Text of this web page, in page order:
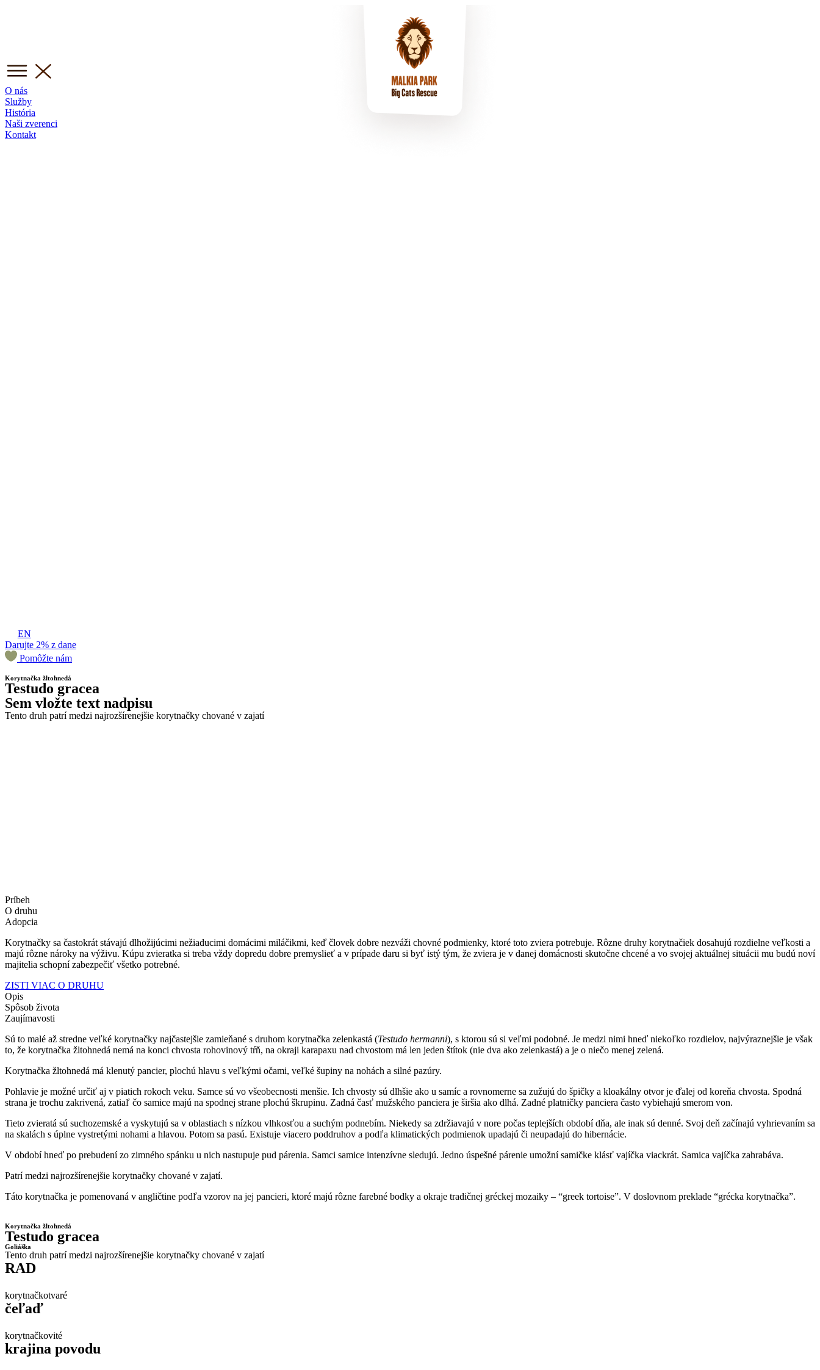
O nás
Služby
História
Naši zverenci
Kontakt
EN
Darujte 2% z dane
Pomôžte nám
Korytnačka žltohnedá
Testudo gracea
Sem vložte text nadpisu
Tento druh patrí medzi najrozšírenejšie korytnačky chované v zajatí
Príbeh
O druhu
Adopcia
Korytnačky sa častokrát stávajú dlhožijúcimi nežiaducimi domácimi miláčikmi, keď človek dobre nezváži chovné podmienky, ktoré toto zviera potrebuje. Rôzne druhy korytnačiek dosahujú rozdielne veľkosti a
majú rôzne nároky na výživu. Kúpu zvieratka si treba vždy dopredu dobre premyslieť a v prípade daru si byť istý tým, že zviera je v danej domácnosti skutočne chcené a vo svojej aktuálnej situácii mu budú noví
majitelia schopní zabezpečiť všetko potrebné.
ZISTI VIAC O DRUHU
Opis
Spôsob života
Zaujímavosti
Sú to malé až stredne veľké korytnačky najčastejšie zamieňané s druhom korytnačka zelenkastá (Testudo hermanni), s ktorou sú si veľmi podobné. Je medzi nimi hneď niekoľko rozdielov, najvýraznejšie je však
to, že korytnačka žltohnedá nemá na konci chvosta rohovinový tŕň, na okraji karapaxu nad chvostom má len jeden štítok (nie dva ako zelenkastá) a je o niečo menej zelená.
Korytnačka žltohnedá má klenutý pancier, plochú hlavu s veľkými očami, veľké šupiny na nohách a silné pazúry.
Pohlavie je možné určiť aj v piatich rokoch veku. Samce sú vo všeobecnosti menšie. Ich chvosty sú dlhšie ako u samíc a rovnomerne sa zužujú do špičky a kloakálny otvor je ďalej od koreňa chvosta. Spodná
strana je trochu zakrivená, zatiaľ čo samice majú na spodnej strane plochú škrupinu. Zadná časť mužského panciera je širšia ako dlhá. Zadné platničky panciera často vybiehajú smerom von.
Tieto zvieratá sú suchozemské a vyskytujú sa v oblastiach s nízkou vlhkosťou a suchým podnebím. Niekedy sa zdržiavajú v nore počas teplejších období dňa, ale inak sú denné. Svoj deň začínajú vyhrievaním sa
na skalách s úplne vystretými nohami a hlavou. Potom sa pasú. Existuje viacero poddruhov a podľa klimatických podmienok upadajú či neupadajú do hibernácie.
V období hneď po prebudení zo zimného spánku u nich nastupuje pud párenia. Samci samice intenzívne sledujú. Jedno úspešné párenie umožní samičke klásť vajíčka viackrát. Samica vajíčka zahrabáva.
Patrí medzi najrozšírenejšie korytnačky chované v zajatí.
Táto korytnačka je pomenovaná v angličtine podľa vzorov na jej pancieri, ktoré majú rôzne farebné bodky a okraje tradičnej gréckej mozaiky – “greek tortoise”. V doslovnom preklade “grécka korytnačka”.
Korytnačka žltohnedá
Testudo gracea
Goliáška
Tento druh patrí medzi najrozšírenejšie korytnačky chované v zajatí
RAD
korytnačkotvaré
čeľaď
korytnačkovité
krajina povodu